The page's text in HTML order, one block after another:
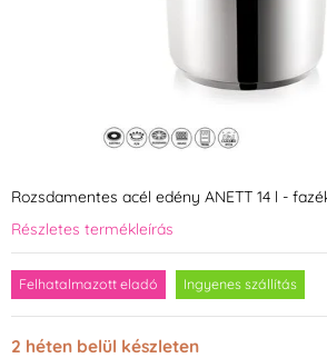
Rozsdamentes acél edény ANETT 14 l -
Részletes termékleírás
Felhatalmazott eladó Ingyenes szállítás
2 héten belül készleten